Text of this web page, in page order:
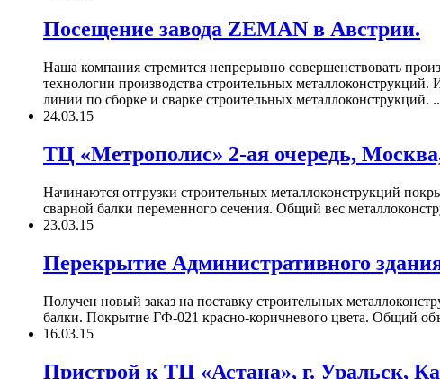
Посещение завода ZEMAN в Австрии.
Наша компания стремится непрерывно совершенствовать
технологии производства строительных
линии по сборке и сварке строительных металлоконструкций.
24.03.15
ТЦ «Метрополис» 2-ая очередь,
Начинаются отгрузки строительных металлоконструкций
сварной балки переменного сечения. Общий вес
23.03.15
Перекрытие Административного
Получен новый заказ на поставку строительных
балки. Покрытие ГФ-021 красно-коричневого цвета. Общий
16.03.15
Пристрой к ТЦ «Астана», г. Уральск,